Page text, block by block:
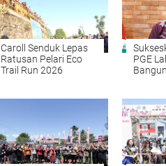
Caroll Senduk Lepas
Ratusan Pelari Eco
Trail Run 2026
PGE